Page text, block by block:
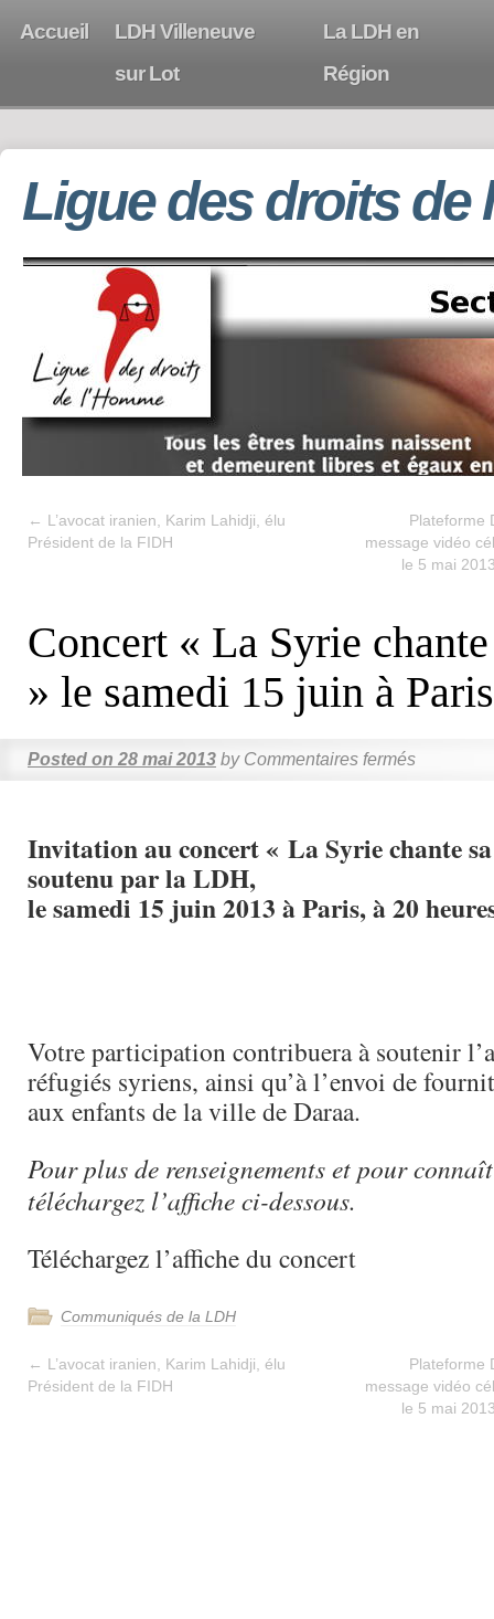
Accueil
LDH Villeneuve
sur Lot
La LDH en
Région
Ligue des droits de
← L’avocat iranien, Karim Lahidji, élu
Président de la FIDH
Plateforme
message vidéo
le 5 mai
Concert « La Syrie
» le samedi 15 juin à Paris
Posted on 28 mai 2013 by Commentaires fermés
Invitation au concert « La Syrie chante
soutenu par la LDH,
le samedi 15 juin 2013 à Paris, à 20
Votre participation contribuera à soutenir
réfugiés syriens, ainsi qu’à l’envoi de
aux enfants de la ville de Daraa.
Pour plus de renseignements et pour
téléchargez l’affiche ci-dessous.
Téléchargez l’affiche du concert
Communiqués de la LDH
← L’avocat iranien, Karim Lahidji, élu
Président de la FIDH
Plateforme
message vidéo
le 5 mai